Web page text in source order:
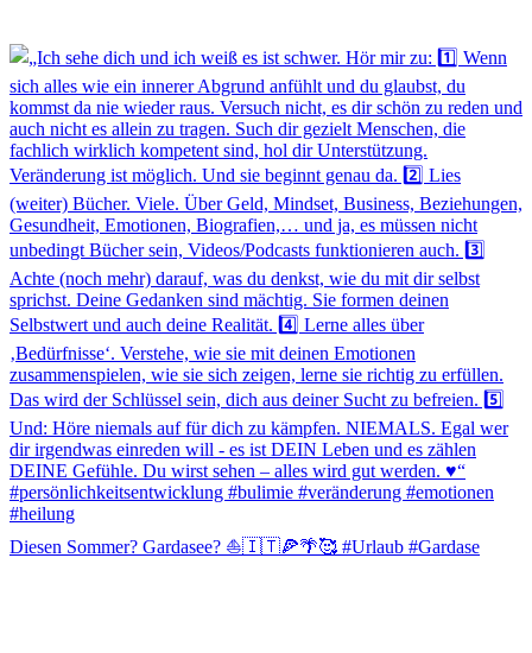
Diesen Sommer? Gardasee? ⛵️🇮🇹🍕🌴🥰 #Urlaub #Gardase